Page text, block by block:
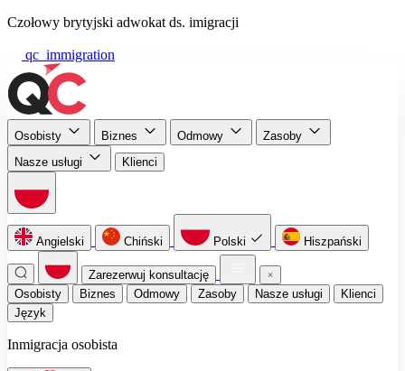
Czołowy brytyjski adwokat ds. imigracji
qc_immigration
Osobisty Biznes Odmowy
Zasoby
Nasze usługi
Klienci
Angielski Chiński Polski Hiszpański
Zarezerwuj konsultację
Osobisty
Biznes Odmowy Zasoby Nasze usługi
Klienci
Język
Inmigracja osobista